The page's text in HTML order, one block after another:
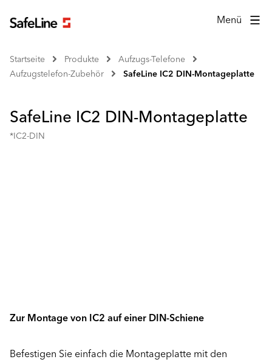
Menü
Startseite Produkte
Aufzugs-Telefone
Aufzugstelefon-Zubehör
SafeLine IC2 DIN-Montageplatte
SafeLine IC2 DIN-Montageplatte
*IC2-DIN
Zur Montage von IC2 auf einer DIN-Schiene
Befestigen Sie einfach die Montageplatte mit den